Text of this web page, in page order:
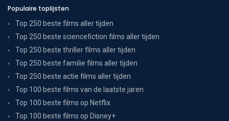
Populaire toplijsten
Top 250 beste films aller tijden
Top 250 beste sciencefiction films aller tijden
Top 250 beste thriller films aller tijden
Top 250 beste familie films aller tijden
Top 250 beste actie films aller tijden
Top 100 beste films van de laatste jaren
Top 100 beste films op Netflix
Top 100 beste films op Disney+